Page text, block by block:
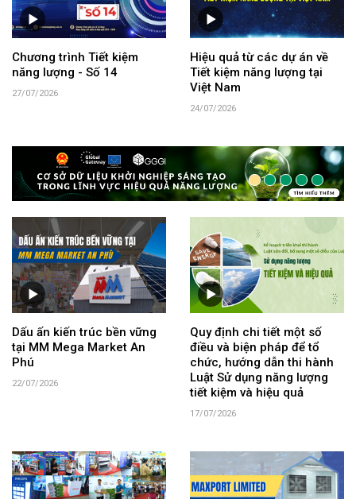
Chương trình Tiết kiệm
năng lượng - Số 14
27/07/2026
Hiệu quả từ các dự án về
Tiết kiệm năng lượng tại
Việt Nam
24/07/2026
Dấu ấn kiến trúc bền vững
tại MM Mega Market An
Phú
22/07/2026
Quy định chi tiết một số
điều và biện pháp để tổ
chức, hướng dẫn thi hành
Luật Sử dụng năng lượng
tiết kiệm và hiệu quả
17/07/2026